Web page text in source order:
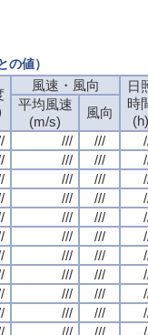
値）
風速・風向
日
時
(h)
平均風速
(m/s)
風向
/// ///
/// ///
/// ///
/// ///
/// ///
/// ///
/// ///
/// ///
/// ///
/// ///
/// ///